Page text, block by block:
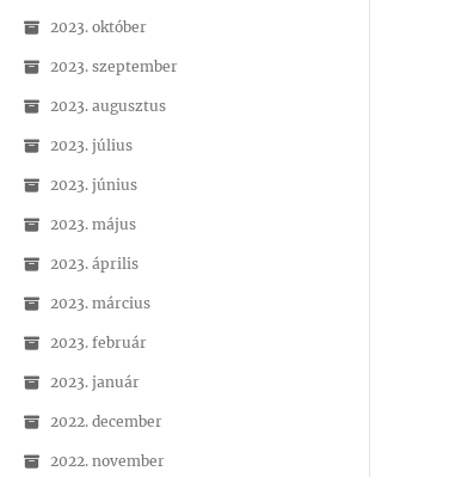
2023. október
2023. szeptember
2023. augusztus
2023. július
2023. június
2023. május
2023. április
2023. március
2023. február
2023. január
2022. december
2022. november